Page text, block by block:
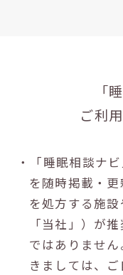
「
ご利
・「睡眠相談ナ
を随時掲載・
を処方する施
「当社」）が
ではありませ
きましては、